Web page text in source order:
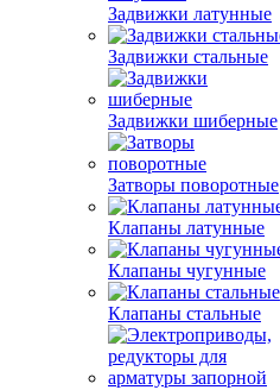
Задвижки латунные
Задвижки стальные
Задвижки шиберные
Затворы поворотные
Клапаны латунные
Клапаны чугунные
Клапаны стальные